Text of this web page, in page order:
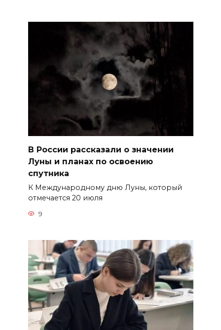
В России рассказали о значении
Луны и планах по освоению
спутника
К Международному дню Луны, который
отмечается 20 июля
9